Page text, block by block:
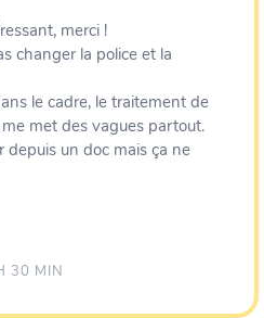
merci !
changer la police et la
le cadre, le traitement de
met des vagues partout.
depuis un doc mais ça ne
30 MIN